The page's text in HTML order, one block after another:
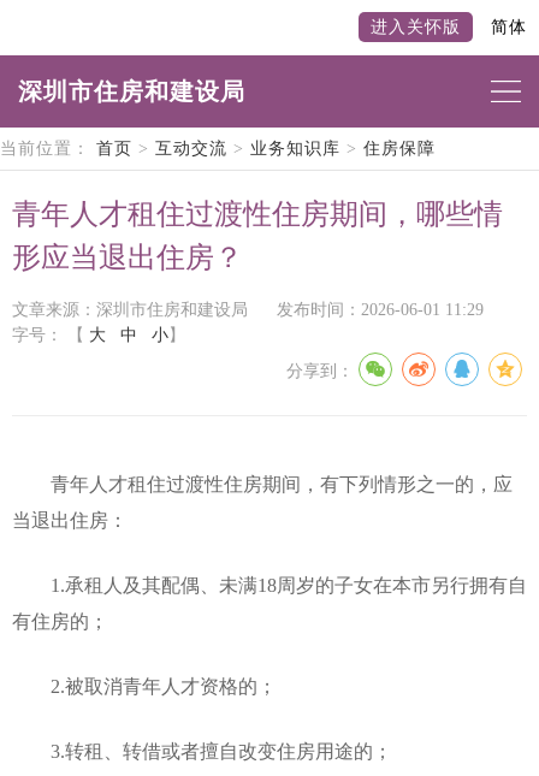
进入关怀版 简体
深圳市住房和建设局
当前位置： 首页 > 互动交流 > 业务知识库 > 住房保障
青年人才租住过渡性住房期间，哪些情
形应当退出住房？
文章来源：深圳市住房和建设局
发布时间：2026-06-01 11:29
字号：
【 大 中 小 】
分享到：
青年人才租住过渡性住房期间，有下列情形之一的，应
当退出住房：
1.承租人及其配偶、未满18周岁的子女在本市另行拥有自
有住房的；
2.被取消青年人才资格的；
3.转租、转借或者擅自改变住房用途的；